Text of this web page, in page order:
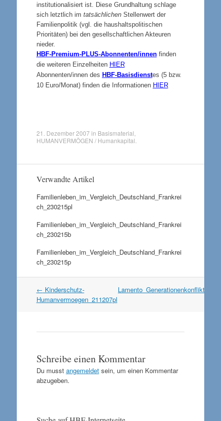
institutionalisiert ist. Diese Grundhaltung schlage
sich letztlich im tatsächlichenStellenwert der
Familienpolitik (vgl. die haushaltspolitischen
Prioritäten) bei den gesellschaftlichen Akteuren
nieder.
HBF-Premium-PLUS-Abonnenten/innenfinden
die weiteren Einzelheiten HIER
Abonnenten/innen des HBF-Basisdienstes (5 bzw.
10 Euro/Monat) finden die Informationen HIER
21. Dezember 2007 in Basismaterial
HUMANVERMÖGEN / Humankapital
Verwandte Artikel
Familienleben_im_Vergleich_Deutschland_Frankrei
ch_230215pl
Familienleben_im_Vergleich_Deutschland_Frankrei
ch_230215b
Familienleben_im_Vergleich_Deutschland_Frankrei
ch_230215p
Artikel
Navigation
← Kinderschutz-
Humanvermoegen_211207pl
Schreibe einen Kommentar
Du musst angemeldetsein, um einen Kommentar
abzugeben.